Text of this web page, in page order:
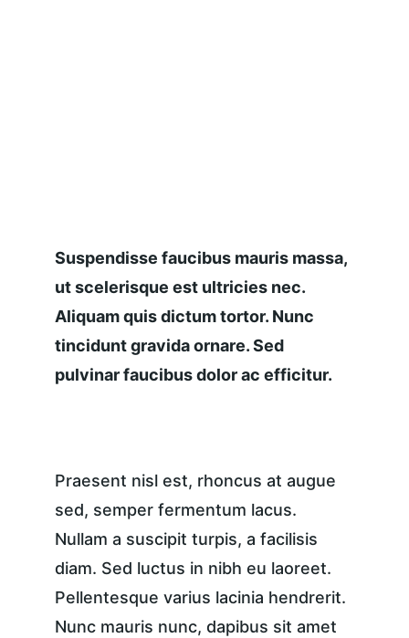
Suspendisse faucibus mauris massa,
ut scelerisque est ultricies nec.
Aliquam quis dictum tortor. Nunc
tincidunt gravida ornare. Sed
pulvinar faucibus dolor ac efficitur.
Praesent nisl est, rhoncus at augue
sed, semper fermentum lacus.
Nullam a suscipit turpis, a facilisis
diam. Sed luctus in nibh eu laoreet.
Pellentesque varius lacinia hendrerit.
Nunc mauris nunc, dapibus sit amet